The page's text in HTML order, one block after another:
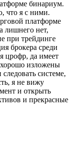
бинариум.
что я с ними.
платформе
лишнего нет,
при трейдинге
брокера среди
црофр, да имеет
изложены
системе,
я не вижу
и открыть
и прекрасные